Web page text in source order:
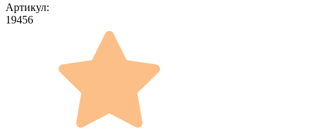
Артикул:
19456